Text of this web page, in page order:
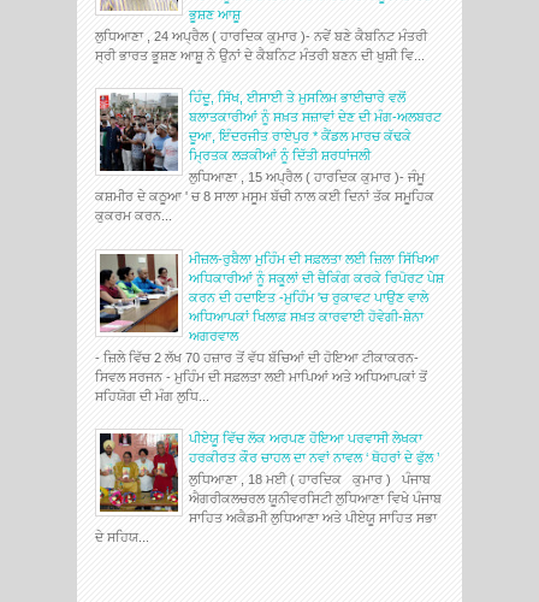
ਭੂਸ਼ਣ ਆਸ਼ੂ
ਲੁਧਿਆਣਾ , 24 ਅਪ੍ਰੈਲ ( ਹਾਰਦਿਕ ਕੁਮਾਰ )- ਨਵੇਂ ਬਣੇ ਕੈਬਨਿਟ ਮੰਤਰੀ
ਸ੍ਰੀ ਭਾਰਤ ਭੂਸ਼ਣ ਆਸ਼ੂ ਨੇ ਉਨਾਂ ਦੇ ਕੈਬਨਿਟ ਮੰਤਰੀ ਬਣਨ ਦੀ ਖੁਸ਼ੀ ਵਿ...
ਹਿੰਦੂ, ਸਿੱਖ, ਈਸਾਈ ਤੇ ਮੁਸਲਿਮ ਭਾਈਚਾਰੇ ਵਲੋਂ
ਬਲਾਤਕਾਰੀਆਂ ਨੂੰ ਸਖ਼ਤ ਸਜ਼ਾਵਾਂ ਦੇਣ ਦੀ ਮੰਗ-ਅਲਬਰਟ
ਦੂਆ, ਇੰਦਰਜੀਤ ਰਾਏਪੁਰ * ਕੈਂਡਲ ਮਾਰਚ ਕੱਢਕੇ
ਮ੍ਰਿਤਕ ਲੜਕੀਆਂ ਨੂੰ ਦਿੱਤੀ ਸ਼ਰਧਾਂਜਲੀ
ਲੁਧਿਆਣਾ , 15 ਅਪ੍ਰੈਲ ( ਹਾਰਦਿਕ ਕੁਮਾਰ )- ਜੰਮੂ
ਕਸ਼ਮੀਰ ਦੇ ਕਠੂਆ ' ਚ 8 ਸਾਲਾ ਮਸੂਮ ਬੱਚੀ ਨਾਲ ਕਈ ਦਿਨਾਂ ਤੱਕ ਸਮੂਹਿਕ
ਕੁਕਰਮ ਕਰਨ...
ਮੀਜ਼ਲ-ਰੁਬੈਲਾ ਮੁਹਿੰਮ ਦੀ ਸਫ਼ਲਤਾ ਲਈ ਜ਼ਿਲਾ ਸਿੱਖਿਆ
ਅਧਿਕਾਰੀਆਂ ਨੂੰ ਸਕੂਲਾਂ ਦੀ ਚੈਕਿੰਗ ਕਰਕੇ ਰਿਪੋਰਟ ਪੇਸ਼
ਕਰਨ ਦੀ ਹਦਾਇਤ -ਮੁਹਿੰਮ 'ਚ ਰੁਕਾਵਟ ਪਾਉਣ ਵਾਲੇ
ਅਧਿਆਪਕਾਂ ਖਿਲਾਫ਼ ਸਖ਼ਤ ਕਾਰਵਾਈ ਹੋਵੇਗੀ-ਸ਼ੇਨਾ
ਅਗਰਵਾਲ
- ਜ਼ਿਲੇ ਵਿੱਚ 2 ਲੱਖ 70 ਹਜ਼ਾਰ ਤੋਂ ਵੱਧ ਬੱਚਿਆਂ ਦੀ ਹੋਇਆ ਟੀਕਾਕਰਨ-
ਸਿਵਲ ਸਰਜਨ - ਮੁਹਿੰਮ ਦੀ ਸਫ਼ਲਤਾ ਲਈ ਮਾਪਿਆਂ ਅਤੇ ਅਧਿਆਪਕਾਂ ਤੋਂ
ਸਹਿਯੋਗ ਦੀ ਮੰਗ ਲੁਧਿ...
ਪੀਏਯੂ ਵਿੱਚ ਲੋਕ ਅਰਪਣ ਹੋਇਆ ਪਰਵਾਸੀ ਲੇਖਕਾ
ਹਰਕੀਰਤ ਕੌਰ ਚਾਹਲ ਦਾ ਨਵਾਂ ਨਾਵਲ ‘ ਥੋਹਰਾਂ ਦੇ ਫੁੱਲ ’
ਲੁਧਿਆਣਾ , 18 ਮਈ ( ਹਾਰਦਿਕ ਕੁਮਾਰ ) ਪੰਜਾਬ
ਐਗਰੀਕਲਚਰਲ ਯੂਨੀਵਰਸਿਟੀ ਲੁਧਿਆਣਾ ਵਿਖੇ ਪੰਜਾਬ
ਸਾਹਿਤ ਅਕੈਡਮੀ ਲੁਧਿਆਣਾ ਅਤੇ ਪੀਏਯੂ ਸਾਹਿਤ ਸਭਾ
ਦੇ ਸਹਿਯ...